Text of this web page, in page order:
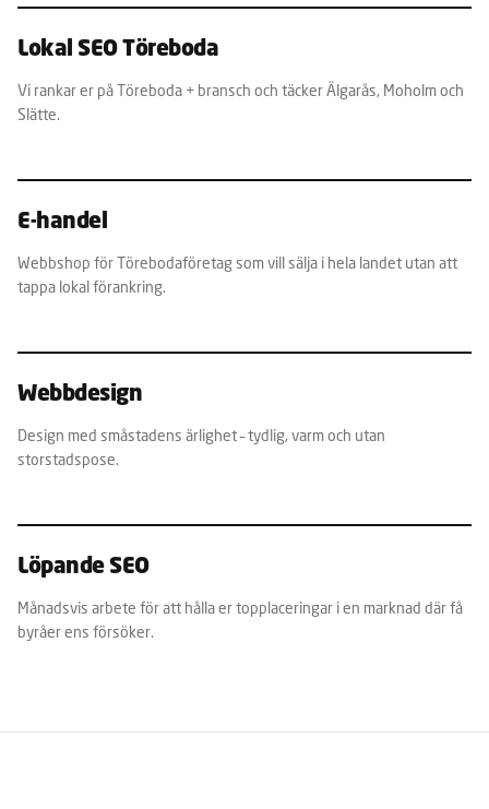
Lokal SEO Töreboda
Vi rankar er på Töreboda + bransch och täcker Älgarås, Moholm och
Slätte.
E-handel
Webbshop för Törebodaföretag som vill sälja i hela landet utan att
tappa lokal förankring.
Webbdesign
Design med småstadens ärlighet – tydlig, varm och utan
storstadspose.
Löpande SEO
Månadsvis arbete för att hålla er topplaceringar i en marknad där få
byråer ens försöker.